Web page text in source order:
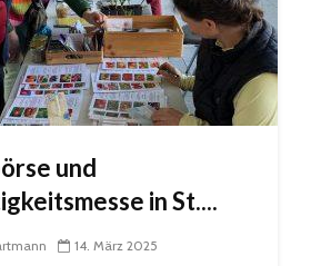
und
in St....
14. März 2025